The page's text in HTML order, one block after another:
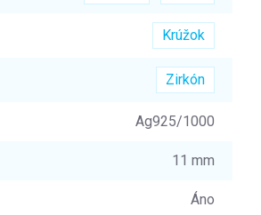
Krúžok
Zirkón
Ag925/1000
11 mm
Áno